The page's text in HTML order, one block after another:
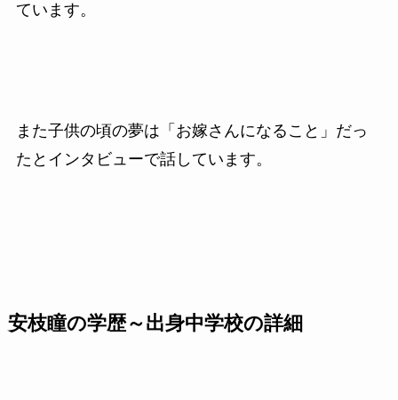
ています。
また子供の頃の夢は「お嫁さんになること」だっ
たとインタビューで話しています。
安枝瞳の学歴～出身中学校の詳細